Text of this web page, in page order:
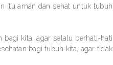
itu aman dan sehat untuk tubuh
bagi kita, agar selalu berhati-hati
bagi tubuh kita, agar tidak